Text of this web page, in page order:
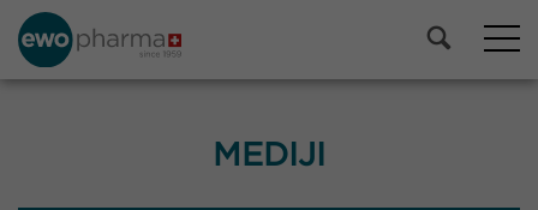
MEDIJI